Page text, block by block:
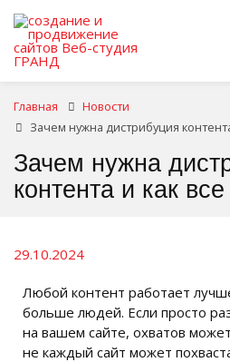
Главная
Новости
Зачем нужна дистрибуция
Зачем нужна
контента и как
29.10.2024
Любой контент работает
больше людей. Если просто
на вашем сайте, охватов
не каждый сайт может